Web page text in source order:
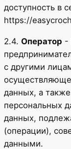
доступность в
https://
2.4. Оператор -
с другими
данных, а
персональных
данных,
(операции),
данными.